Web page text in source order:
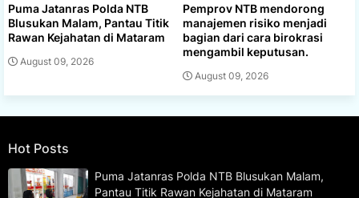
Puma Jatanras Polda NTB
Blusukan Malam, Pantau Titik
Rawan Kejahatan di Mataram
August 09, 2026
Pemprov NTB mendorong
manajemen risiko menjadi
bagian dari cara birokrasi
mengambil keputusan.
August 09, 2026
Hot Posts
Puma Jatanras Polda NTB Blusukan Malam,
Pantau Titik Rawan Kejahatan di Mataram